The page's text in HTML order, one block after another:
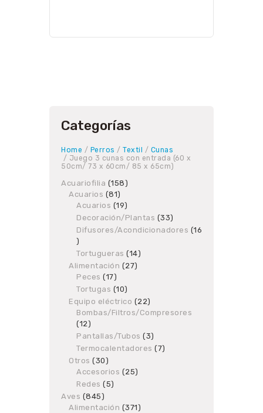
Categorías
Home / Perros / Textil / Cunas
/ Juego 3 cunas con entrada (60 x
50cm/ 73 x 60cm/ 85 x 65cm)
Acuariofilia 158158
Acuarios 8181
products
Acuarios 1919
products
Decoración/Plantas 3333
products
Difusores/Acondicionadores
16
16
products
Tortugueras 1414
Alimentación 2727
Peces 1717
products
Tortugas 1010
products
Equipo eléctrico 2222
products
Bombas/Filtros/Compresores
1212
products
Pantallas/Tubos 33
products
Termocalentadores 77
Otros 3030
products
Accesorios 2525
Redes 55
Aves 845845
products
Alimentación 371371